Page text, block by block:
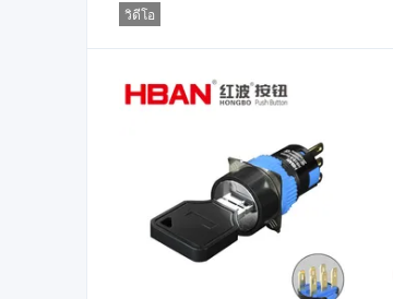
วิดีโอ